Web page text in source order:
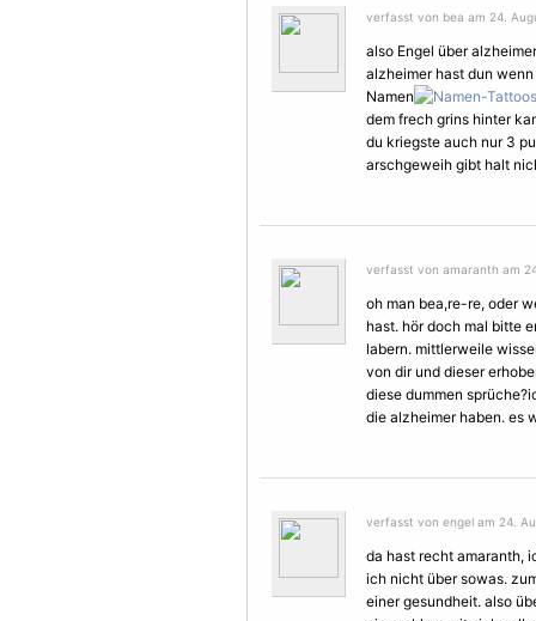
verfasst von bea am 24.
also Engel über
alzheimer hast dun
Namen
dem frech grins hinter
du kriegste auch nur 3
arschgeweih gibt halt
verfasst von amaranth am
oh man bea,re-re, oder
hast. hör doch mal bitte
labern. mittlerweile
von dir und dieser
diese dummen
die alzheimer haben. es
verfasst von engel am 24.
da hast recht amaranth,
ich nicht über sowas.
einer gesundheit. also